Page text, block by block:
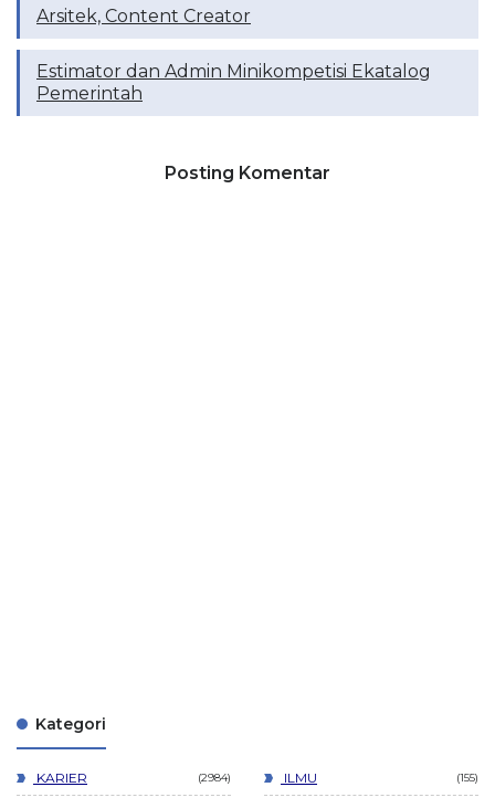
Arsitek, Content Creator
Estimator dan Admin Minikompetisi Ekatalog
Pemerintah
Posting Komentar
Kategori
KARIER 2984 ILMU 155